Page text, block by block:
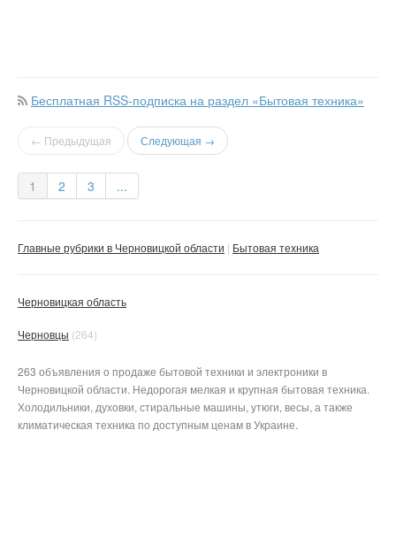
Бесплатная RSS-подписка на раздел «Бытовая техника»
← Предыдущая Следующая →
1 2 3 ...
Главные рубрики в Черновицкой области Бытовая техника
Черновицкая область
Черновцы (264)
263 объявления о продаже бытовой техники и электроники в
Черновицкой области. Недорогая мелкая и крупная бытовая техника.
Холодильники, духовки, стиральные машины, утюги, весы, а также
климатическая техника по доступным ценам в Украине.